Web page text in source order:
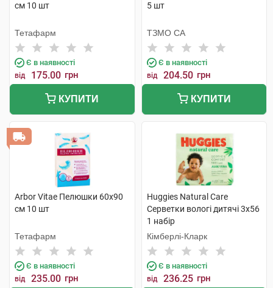
см 10 шт
Тетафарм
Є в наявності
від 175.00 грн
КУПИТИ
5 шт
ТЗМО СА
Є в наявності
від 204.50 грн
КУПИТИ
Arbor Vitae Пелюшки 60х90
см 10 шт
Тетафарм
Є в наявності
від 235.00 грн
Huggies Natural Care
Серветки вологі дитячі 3х56
1 набір
Кімберлі-Кларк
Є в наявності
від 236.25 грн